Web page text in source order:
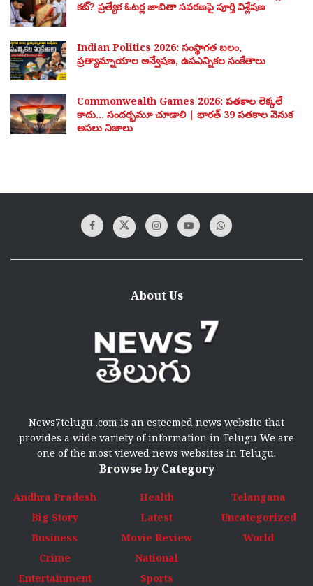
కట్? ప్రత్యేక ఓటర్ల జాబితా సవరణపై పూర్తి విశ్లేషణ
Indian Politics 2026: సంస్థాగత బలం,
ప్రత్యామ్నాయాల అన్వేషణ, ఉపఎన్నికల సంకేతాలు
Commonwealth Games 2026: పతకాల లెక్కలే
కాదు… సందర్భమూ చూడాలి | భారత్ 39 పతకాల వెనుక
అసలు నిజాలు
About Us
News7telugu .com is an esteemed news website that
provides a wide variety of information in Telugu We are
one of the most viewed news websites in Telugu.
Browse by Category
Andhra Pradesh
Big Story
Business
Crime
Entertainment
Health
Latest
Movie Review
National
Sports
Telangana
Uncategorized
World